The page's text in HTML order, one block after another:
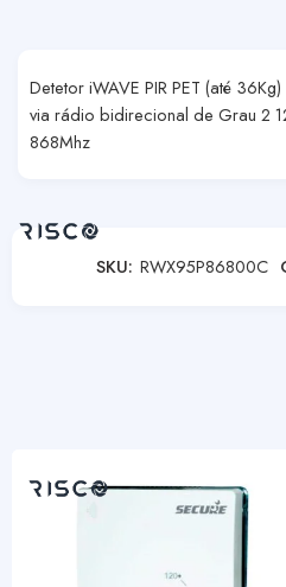
Detetor iWAVE PIR PET (até 36Kg)
via rádio bidirecional de Grau 2
868Mhz
SKU: RWX95P86800C